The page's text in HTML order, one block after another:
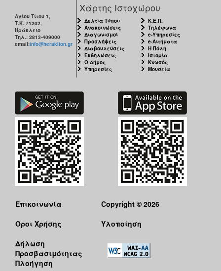
Αγίου Τίτου 1,
Τ.Κ. 71202,
Ηράκλειο
Τηλ.: 2813-409000
email:info@heraklion.gr
Χάρτης Ιστοχώρου
Δελτία Τύπου
Ανακοινώσεις
Διαγωνισμοί
Προσλήψεις
Διαβουλεύσεις
Εκδηλώσεις
Ο Δήμος
Υπηρεσίες
Κ.Ε.Π.
Τηλέφωνα
e-Υπηρεσίες
e-Αιτήματα
Η Πόλη
Ιστορία
Κνωσός
Μουσεία
Επικοινωνία
Όροι Χρήσης
Δήλωση
Προσβασιμότητας
Πλοήγηση
Copyright © 2026
Υλοποίηση